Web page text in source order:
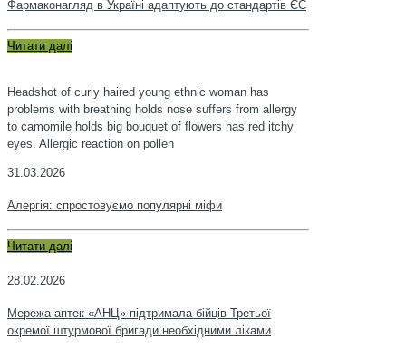
Фармаконагляд в Україні адаптують до стандартів ЄС
Читати далі
Headshot of curly haired young ethnic woman has
problems with breathing holds nose suffers from allergy
to camomile holds big bouquet of flowers has red itchy
eyes. Allergic reaction on pollen
31.03.2026
Алергія: спростовуємо популярні міфи
Читати далі
28.02.2026
Мережа аптек «АНЦ» підтримала бійців Третьої
окремої штурмової бригади необхідними ліками